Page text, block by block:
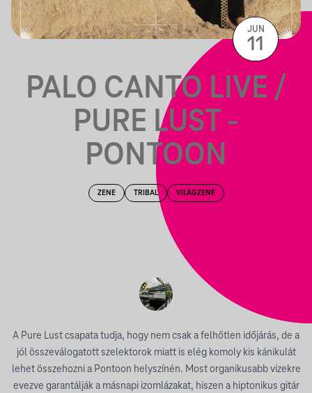
PALO CANTO LIVE /
PURE LUST -
PONTOON
ZENE TRIBAL VILÁGZENE
A Pure Lust csapata tudja, hogy nem csak a felhőtlen időjárás, de a
jól összeválogatott szelektorok miatt is elég komoly kis kánikulát
lehet összehozni a Pontoon helyszínén. Most organikusabb vizekre
evezve garantálják a másnapi izomlázakat, hiszen a hiptonikus gitár
JUN
11